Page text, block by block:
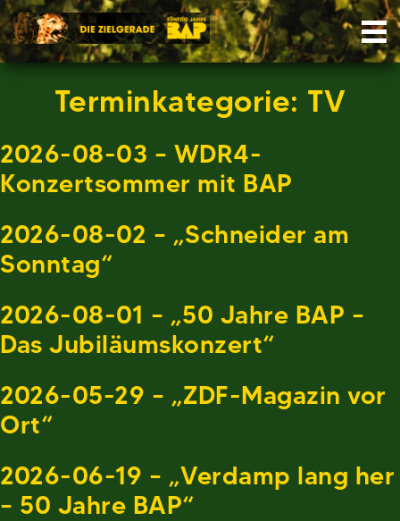
Skip
to
content
Terminkategorie: TV
2026-08-03 – WDR4-
Konzertsommer mit BAP
2026-08-02 – „Schneider am
Sonntag“
2026-08-01 – „50 Jahre BAP –
Das Jubiläumskonzert“
2026-05-29 – „ZDF-Magazin vor
Ort“
2026-06-19 – „Verdamp lang her
– 50 Jahre BAP“